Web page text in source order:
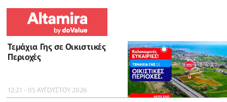
Τεμάχια Γης σε Οικιστικές
Περιοχές
12:21 - 05 ΑΥΓΟΥΣΤΟΥ 2026